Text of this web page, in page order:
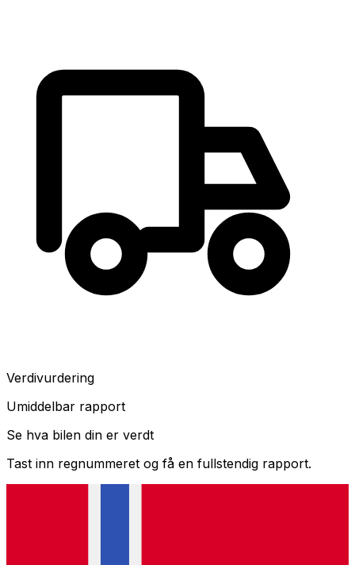
Verdivurdering
Umiddelbar rapport
Se hva bilen din er verdt
Tast inn regnummeret og få en fullstendig rapport.